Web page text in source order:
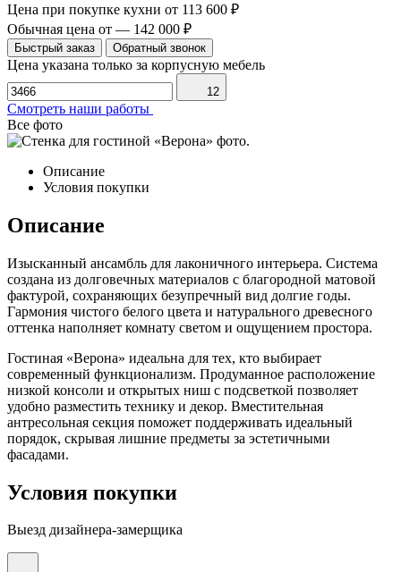
Цена при покупке кухни от 113 600 ₽
Обычная цена от — 142 000 ₽
Быстрый заказ Обратный звонок
Цена указана только за корпусную мебель
12
Смотреть наши работы
Все фото
Описание
Условия покупки
Описание
Изысканный ансамбль для лаконичного интерьера. Система
создана из долговечных материалов с благородной матовой
фактурой, сохраняющих безупречный вид долгие годы.
Гармония чистого белого цвета и натурального древесного
оттенка наполняет комнату светом и ощущением простора.
Гостиная «Верона» идеальна для тех, кто выбирает
современный функционализм. Продуманное расположение
низкой консоли и открытых ниш с подсветкой позволяет
удобно разместить технику и декор. Вместительная
антресольная секция поможет поддерживать идеальный
порядок, скрывая лишние предметы за эстетичными
фасадами.
Условия покупки
Выезд дизайнера-замерщика